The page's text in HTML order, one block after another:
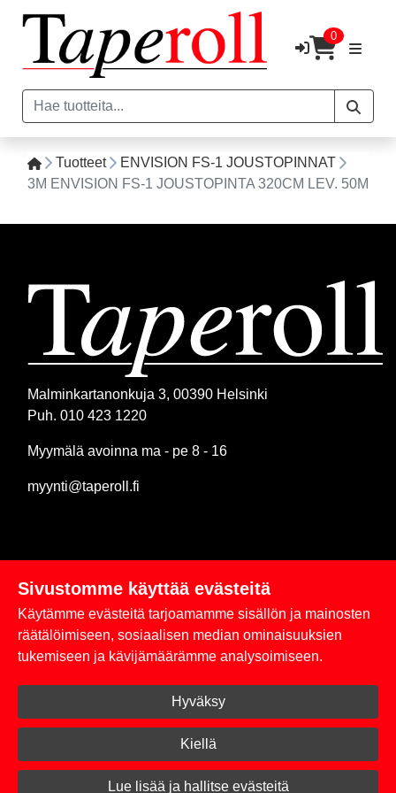
0
Tuotteet
ENVISION FS-1 JOUSTOPINNAT
3M ENVISION FS-1 JOUSTOPINTA 320CM LEV. 50M
Malminkartanonkuja 3, 00390 Helsinki
Puh. 010 423 1220
Myymälä avoinna ma - pe 8 - 16
myynti@taperoll.fi
Linkit
Rekisteriseloste
Toimitus- ja maksuehdot
Kirjaudu sisään
© 2026 Taperoll
Sivustomme käyttää evästeitä
Käytämme evästeitä tarjoamamme sisällön ja mainosten
räätälöimiseen, sosiaalisen median ominaisuuksien
tukemiseen ja kävijämäärämme analysoimiseen.
Hyväksy
Kiellä
Lue lisää ja hallitse evästeitä